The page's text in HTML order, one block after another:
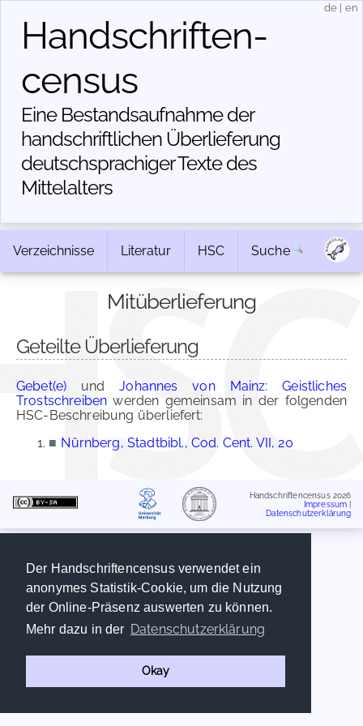
Der Handschriftencensus verwendet ein
anonymes Statistik-Cookie, um die Nutzung
der Online-Präsenz auswerten zu können.
Mehr dazu in der Datenschutzerklärung
Okay
Handschriften­
census
Eine Bestandsaufnahme der
handschriftlichen Über­lieferung
deutschsprachiger Texte des
Mittelalters
de en
Verzeichnisse Literatur HSC Suche
Mitüberlieferung
Geteilte Überlieferung
Gebet(e) undJohannes von Mainz: Geistliches
Trostschreiben werden gemeinsam in der folgenden
HSC-Beschreibung überliefert:
■ Nürnberg, Stadtbibl., Cod. Cent. VII, 20
Handschriftencensus 2026
Impressum
Datenschutzerklärung